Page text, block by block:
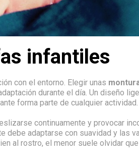
infantiles
con el entorno. Elegir unas
durante el día. Un diseño
forma parte de cualquier actividad.
continuamente y provocar
debe adaptarse con suavidad y las
al rostro, el menor suele olvidar